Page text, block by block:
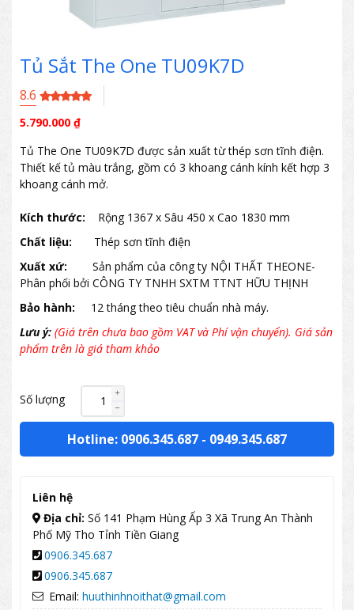
Tủ Sắt The One TU09K7D
8.6
5.790.000 ₫
Tủ The One TU09K7D được sản xuất từ thép sơn tĩnh điện.
Thiết kế tủ màu trắng, gồm có 3 khoang cánh kính kết hợp 3
khoang cánh mở.
Kích thước: Rộng 1367 x Sâu 450 x Cao 1830 mm
Chất liệu:
Thép sơn tĩnh điện
Xuất xứ:
Sản phẩm của công ty NỘI THẤT THEONE-
Phân phối bởi CÔNG TY TNHH SXTM TTNT HỮU THỊNH
Bảo hành:
12 tháng theo tiêu chuẩn nhà máy.
Lưu ý: (Giá trên chưa bao gồm VAT và Phí vận chuyển). Giá sản
phẩm trên là giá tham khảo
Số lượng
Hotline: 0906.345.687 - 0949.345.687
Liên hệ
Địa chỉ: Số 141 Phạm Hùng Ấp 3 Xã Trung An Thành
Phố Mỹ Tho Tỉnh Tiền Giang
0906.345.687
0906.345.687
Email: huuthinhnoithat@gmail.com